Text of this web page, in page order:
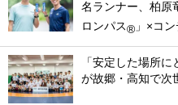
名ランナー、柏原
ロンパス® 」×コ
「安定した場所
が故郷・高知で次